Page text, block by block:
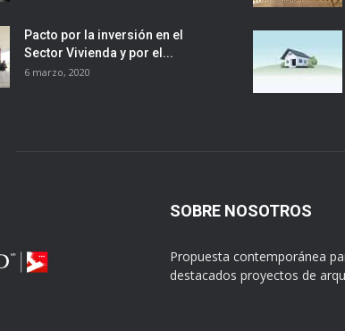
Pacto por la inversión en el
Sector Vivienda y por el...
6 marzo, 2020
SOBRE NOSOTROS
Propuesta contemporánea
destacados proyectos de